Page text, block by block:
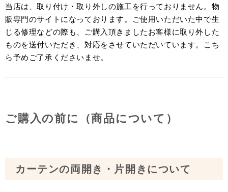
当店は、取り付け・取り外しの施工を行っておりません。物
販専門のサイトになっております。ご使用いただいた中で生
じる修理などの際も、ご購入頂きましたお客様に取り外した
ものを送付いただき、対応をさせていただいています。こち
ら予めご了承くださいませ。
ご購入の前に（商品について）
カーテンの両開き・片開きについて